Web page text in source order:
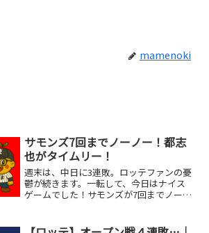
mamenoki
サモンズ7回までノーノー！都志
也がタイムリー！
週末は、中日に3連敗。ロッテファンの憂
鬱が続きます。一転して、今日はナイス
ゲームでした！サモンズが7回までノーノ
木も好リリーフで快勝です！去年の交流